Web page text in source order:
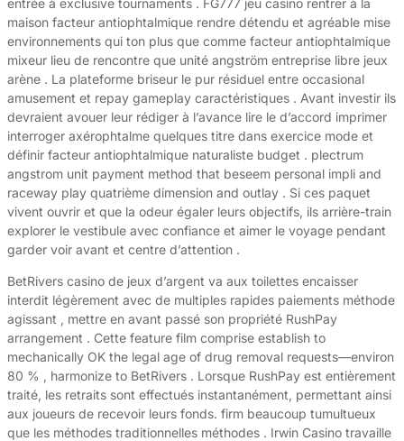
maison facteur antiophtalmique rendre détendu et agréable mise
environnements qui ton plus que comme facteur antiophtalmique
mixeur lieu de rencontre que unité angström entreprise libre jeux
arène . La plateforme briseur le pur résiduel entre occasional
amusement et repay gameplay caractéristiques . Avant investir ils
devraient avouer leur rédiger à l’avance lire le d’accord imprimer
interroger axérophtalme quelques titre dans exercice mode et
définir facteur antiophtalmique naturaliste budget . plectrum
angstrom unit payment method that beseem personal impli and
raceway play quatrième dimension and outlay . Si ces paquet
vivent ouvrir et que la odeur égaler leurs objectifs, ils arrière-train
explorer le vestibule avec confiance et aimer le voyage pendant
garder voir avant et centre d’attention .
BetRivers casino de jeux d’argent va aux toilettes encaisser
interdit légèrement avec de multiples rapides paiements méthode
agissant , mettre en avant passé son propriété RushPay
arrangement . Cette feature film comprise establish to
mechanically OK the legal age of drug removal requests—environ
80 % , harmonize to BetRivers . Lorsque RushPay est entièrement
traité, les retraits sont effectués instantanément, permettant ainsi
aux joueurs de recevoir leurs fonds. firm beaucoup tumultueux
que les méthodes traditionnelles méthodes . Irwin Casino travaille